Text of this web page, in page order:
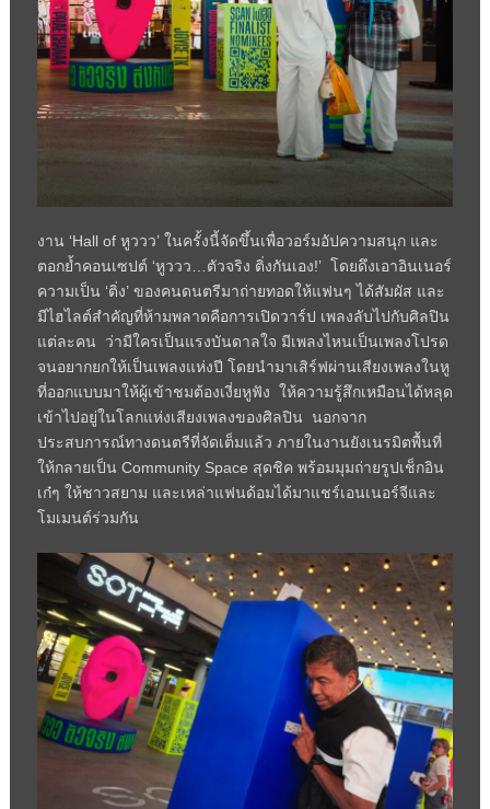
งาน ‘Hall of หูววว’ ในครั้งนี้จัดขึ้นเพื่อวอร์มอัปความสนุก และ
ตอกย้ำคอนเซปต์ ‘หูววว…ตัวจริง ติ่งกันเอง!’ โดยดึงเอาอินเนอร์
ความเป็น ‘ติ่ง’ ของคนดนตรีมาถ่ายทอดให้แฟนๆ ได้สัมผัส และ
มีไฮไลต์สำคัญที่ห้ามพลาดคือการเปิดวาร์ป เพลงลับไปกับศิลปิน
แต่ละคน ว่ามีใครเป็นแรงบันดาลใจ มีเพลงไหนเป็นเพลงโปรด
จนอยากยกให้เป็นเพลงแห่งปี โดยนำมาเสิร์ฟผ่านเสียงเพลงในหู
ที่ออกแบบมาให้ผู้เข้าชมต้องเงี่ยหูฟัง ให้ความรู้สึกเหมือนได้หลุด
เข้าไปอยู่ในโลกแห่งเสียงเพลงของศิลปิน นอกจาก
ประสบการณ์ทางดนตรีที่จัดเต็มแล้ว ภายในงานยังเนรมิตพื้นที่
ให้กลายเป็น Community Space สุดชิค พร้อมมุมถ่ายรูปเช็กอิน
เก๋ๆ ให้ชาวสยาม และเหล่าแฟนด้อมได้มาแชร์เอนเนอร์จีและ
โมเมนต์ร่วมกัน